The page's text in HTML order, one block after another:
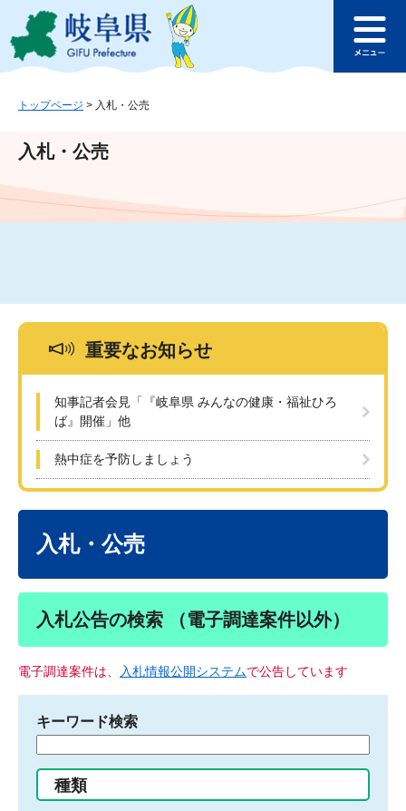
ジ
ュ
文
このページの本文へ
ュ
トップページ > 入札・公売
入札・公売
重要なお知らせ
知事記者会見「『岐阜県 みんなの健康・福祉ひろ
ば』開催」他
熱中症を予防しましょう
入札・公売
入札公告の検索 （電子調達案件以外）
電子調達案件は、 入札情報公開システムで公告しています
キーワード検索
る
種類